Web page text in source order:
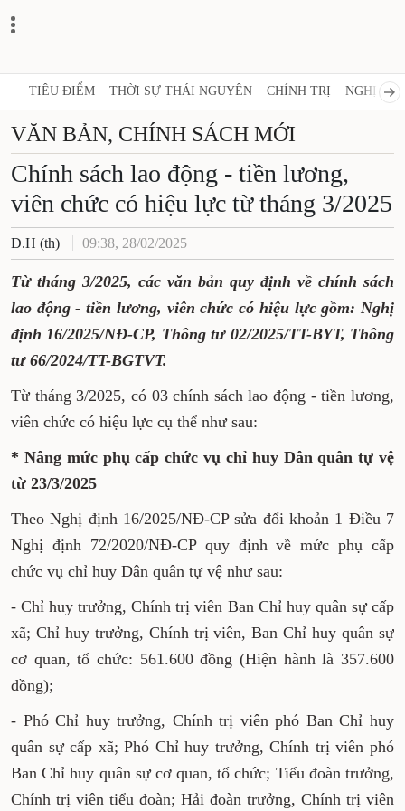
TIÊU ĐIỂM THỜI SỰ THÁI NGUYÊN CHÍNH TRỊ NGHỊ
VĂN BẢN, CHÍNH SÁCH MỚI
Chính sách lao động - tiền lương,
viên chức có hiệu lực từ tháng 3/2025
Đ.H (th) 09:38, 28/02/2025
Từ tháng 3/2025, các văn bản quy định về chính sách
lao động - tiền lương, viên chức có hiệu lực gồm: Nghị
định 16/2025/NĐ-CP, Thông tư 02/2025/TT-BYT, Thông
tư 66/2024/TT-BGTVT.
Từ tháng 3/2025, có 03 chính sách lao động - tiền lương,
viên chức có hiệu lực cụ thể như sau:
* Nâng mức phụ cấp chức vụ chỉ huy Dân quân tự vệ
từ 23/3/2025
Theo Nghị định 16/2025/NĐ-CP sửa đổi khoản 1 Điều 7
Nghị định 72/2020/NĐ-CP quy định về mức phụ cấp
chức vụ chỉ huy Dân quân tự vệ như sau:
- Chỉ huy trưởng, Chính trị viên Ban Chỉ huy quân sự cấp
xã; Chỉ huy trưởng, Chính trị viên, Ban Chỉ huy quân sự
cơ quan, tổ chức: 561.600 đồng (Hiện hành là 357.600
đồng);
- Phó Chỉ huy trưởng, Chính trị viên phó Ban Chỉ huy
quân sự cấp xã; Phó Chỉ huy trưởng, Chính trị viên phó
Ban Chỉ huy quân sự cơ quan, tổ chức; Tiểu đoàn trưởng,
Chính trị viên tiểu đoàn; Hải đoàn trưởng, Chính trị viên